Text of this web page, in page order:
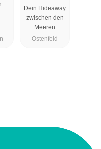
Dein Hideaway
zwischen den
Meeren
Ostenfeld